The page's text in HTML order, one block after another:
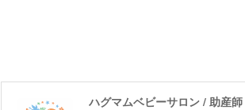
ハグマムベビーサロン / 助産師